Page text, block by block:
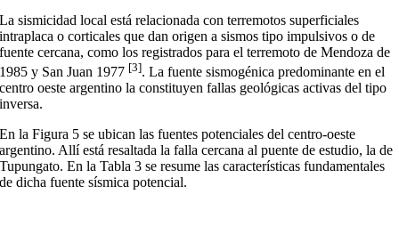
La sismicidad local está relacionada con terremotos superficiales
intraplaca o corticales que dan origen a sismos tipo impulsivos o de
fuente cercana, como los registrados para el terremoto de Mendoza de
1985 y San Juan 1977 [3]. La fuente sismogénica predominante en el
centro oeste argentino la constituyen fallas geológicas activas del tipo
inversa.
En la Figura 5 se ubican las fuentes potenciales del centro-oeste
argentino. Allí está resaltada la falla cercana al puente de estudio, la de
Tupungato. En la Tabla 3 se resume las características fundamentales
de dicha fuente sísmica potencial.